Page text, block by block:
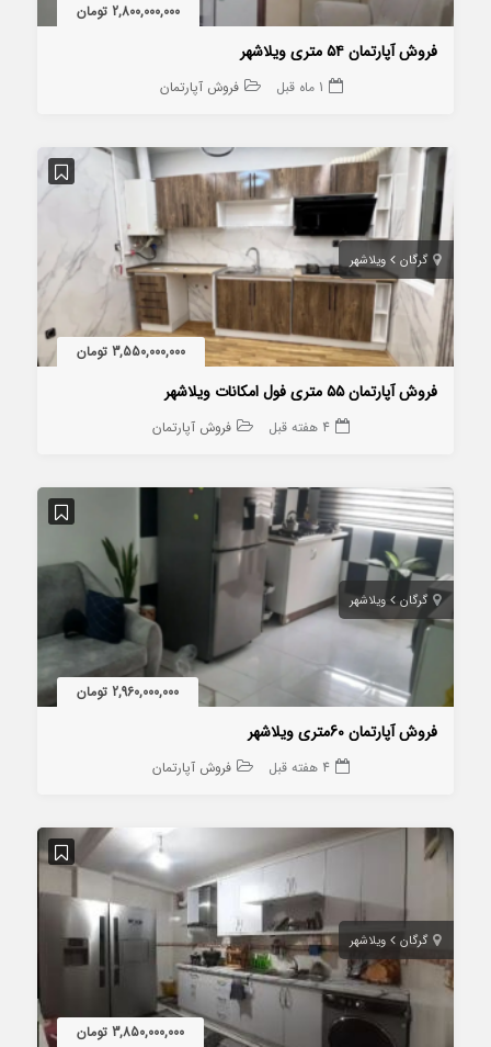
2,800,000,000 تومان
فروش آپارتمان ۵۴ متری ویلاشهر
1 ماه قبل فروش آپارتمان
گرگان ویلاشهر
3,550,000,000 تومان
فروش آپارتمان ۵۵ متری فول امکانات ویلاشهر
4 هفته قبل فروش آپارتمان
گرگان ویلاشهر
2,960,000,000 تومان
فروش آپارتمان 60متری ویلاشهر
4 هفته قبل فروش آپارتمان
گرگان ویلاشهر
3,850,000,000 تومان